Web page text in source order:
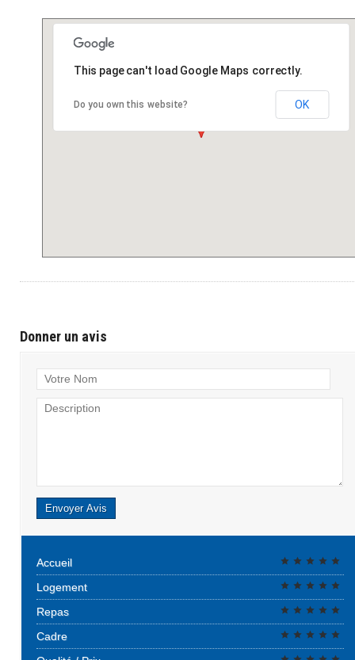
This page can't load Google Maps correctly.
Do you own this website? OK
Donner un avis
Votre Nom
Description
Envoyer Avis
Accueil
Logement
Repas
Cadre